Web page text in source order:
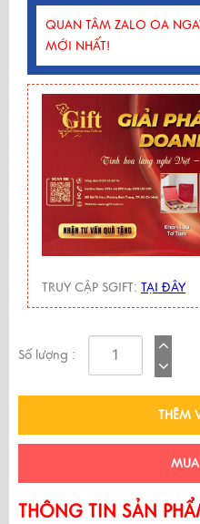
QUAN TÂM ZALO OA
MỚI NHẤT!
TRUY CẬP SGIFT: TẠI ĐÂY
Số lượng :
THÊM
THÔNG TIN SẢN